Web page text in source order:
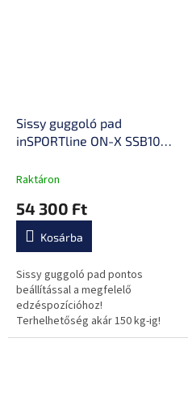
Sissy guggoló pad
inSPORTline ON-X SSB10,
térdtámaszmagasság, 3
pozíció, állítócsavarok,
csúszásmentes lábpárna
Raktáron
54 300 Ft
Kosárba
Sissy guggoló pad pontos
beállítással a megfelelő
edzéspozícióhoz!
Terhelhetőség akár 150 kg-ig!